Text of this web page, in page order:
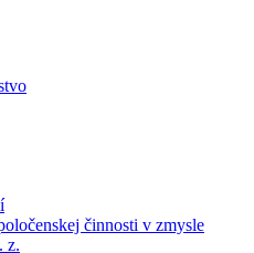
činnosti v zmysle
z.